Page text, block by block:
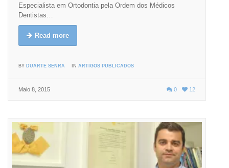
Especialista em Ortodontia pela Ordem dos Médicos
Dentistas…
Read more
BY DUARTE SENRA IN ARTIGOS PUBLICADOS
Maio 8, 2015 12
0